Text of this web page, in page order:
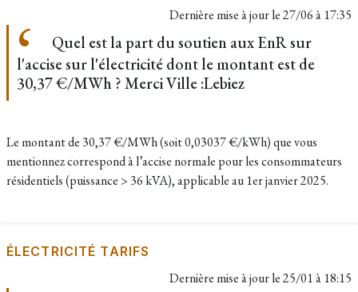
Dernière mise à jour le27/06 à 17:35
Quel est la part du soutien aux EnR sur
l'accise sur l'électricité dont le montant est de
30,37 €/MWh ? Merci Ville :Lebiez
Le montant de 30,37 €/MWh (soit 0,03037 €/kWh) que vous
mentionnez correspond à l’accise normale pour les consommateurs
résidentiels (puissance > 36 kVA), applicable au 1er janvier 2025.
ÉLECTRICITÉ TARIFS
Dernière mise à jour le25/01 à 18:15